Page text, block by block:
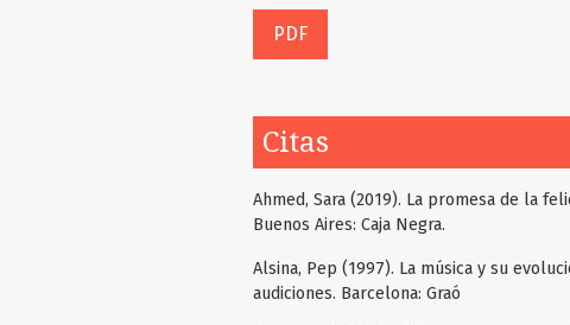
PDF
Citas
Ahmed, Sara (2019). La promesa de la
Buenos Aires: Caja Negra.
Alsina, Pep (1997). La música y su
audiciones. Barcelona: Graó